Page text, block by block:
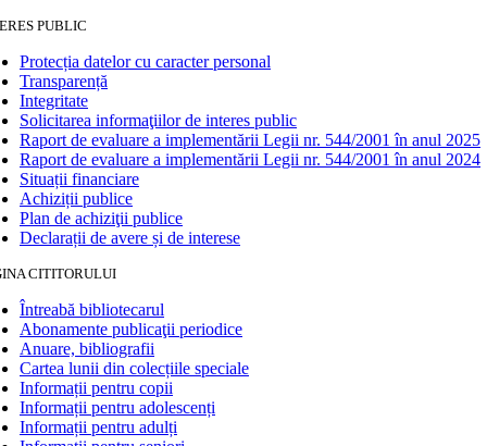
PUBLIC
Protecția datelor cu caracter personal
Transparență
Integritate
Solicitarea informaţiilor de interes public
Raport de evaluare a implementării Legii nr. 544/2001 în anul 2025
Raport de evaluare a implementării Legii nr. 544/2001 în anul 2024
Situații financiare
Achiziții publice
Plan de achiziţii publice
Declarații de avere și de interese
CITITORULUI
Întreabă bibliotecarul
Abonamente publicaţii periodice
Anuare, bibliografii
Cartea lunii din colecțiile speciale
Informații pentru copii
Informații pentru adolescenți
Informații pentru adulți